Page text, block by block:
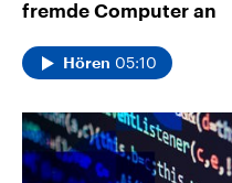
fremde Computer an
Hören 05:10